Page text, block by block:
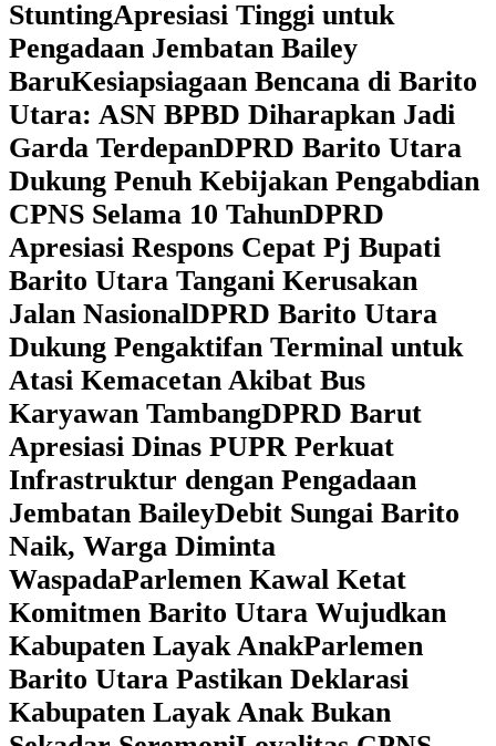
StuntingApresiasi Tinggi untuk
Pengadaan Jembatan Bailey
BaruKesiapsiagaan Bencana di Barito
Utara: ASN BPBD Diharapkan Jadi
Garda TerdepanDPRD Barito Utara
Dukung Penuh Kebijakan Pengabdian
CPNS Selama 10 TahunDPRD
Apresiasi Respons Cepat Pj Bupati
Barito Utara Tangani Kerusakan
Jalan NasionalDPRD Barito Utara
Dukung Pengaktifan Terminal untuk
Atasi Kemacetan Akibat Bus
Karyawan TambangDPRD Barut
Apresiasi Dinas PUPR Perkuat
Infrastruktur dengan Pengadaan
Jembatan BaileyDebit Sungai Barito
Naik, Warga Diminta
WaspadaParlemen Kawal Ketat
Komitmen Barito Utara Wujudkan
Kabupaten Layak AnakParlemen
Barito Utara Pastikan Deklarasi
Kabupaten Layak Anak Bukan